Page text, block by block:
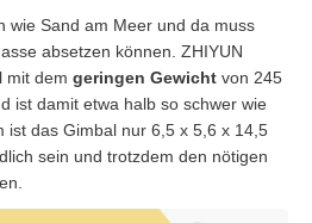
wie Sand am Meer und da muss
absetzen können. ZHIYUN
mit dem geringen Gewicht von 245
ist damit etwa halb so schwer wie
ist das Gimbal nur 6,5 x 5,6 x 14,5
sein und trotzdem den nötigen